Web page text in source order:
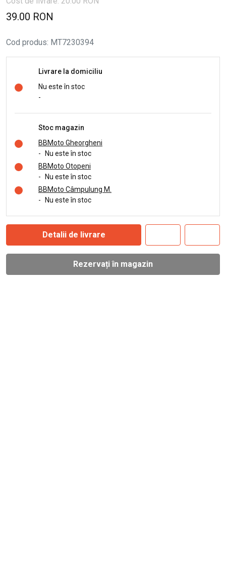
39.00 RON
Cod produs: MT7230394
Livrare la domiciliu
Nu este în stoc
-
Stoc magazin
BBMoto Gheorgheni
-
Nu este în stoc
BBMoto Otopeni
-
Nu este în stoc
BBMoto Câmpulung M.
-
Nu este în stoc
Detalii de livrare
Rezervați în magazin